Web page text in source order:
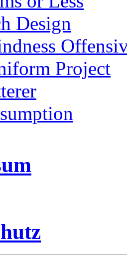
Design
Project